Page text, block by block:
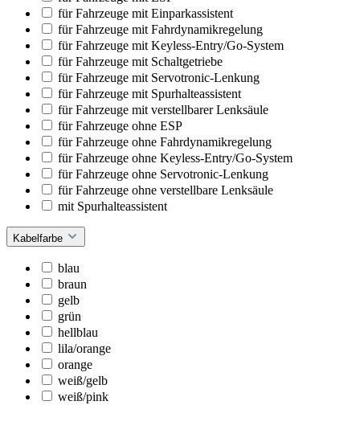
für Fahrzeuge mit Einparkassistent
für Fahrzeuge mit Fahrdynamikregelung
für Fahrzeuge mit Keyless-Entry/Go-System
für Fahrzeuge mit Schaltgetriebe
für Fahrzeuge mit Servotronic-Lenkung
für Fahrzeuge mit Spurhalteassistent
für Fahrzeuge mit verstellbarer Lenksäule
für Fahrzeuge ohne ESP
für Fahrzeuge ohne Fahrdynamikregelung
für Fahrzeuge ohne Keyless-Entry/Go-System
für Fahrzeuge ohne Servotronic-Lenkung
für Fahrzeuge ohne verstellbare Lenksäule
mit Spurhalteassistent
Kabelfarbe
blau
braun
gelb
grün
hellblau
lila/orange
orange
weiß/gelb
weiß/pink